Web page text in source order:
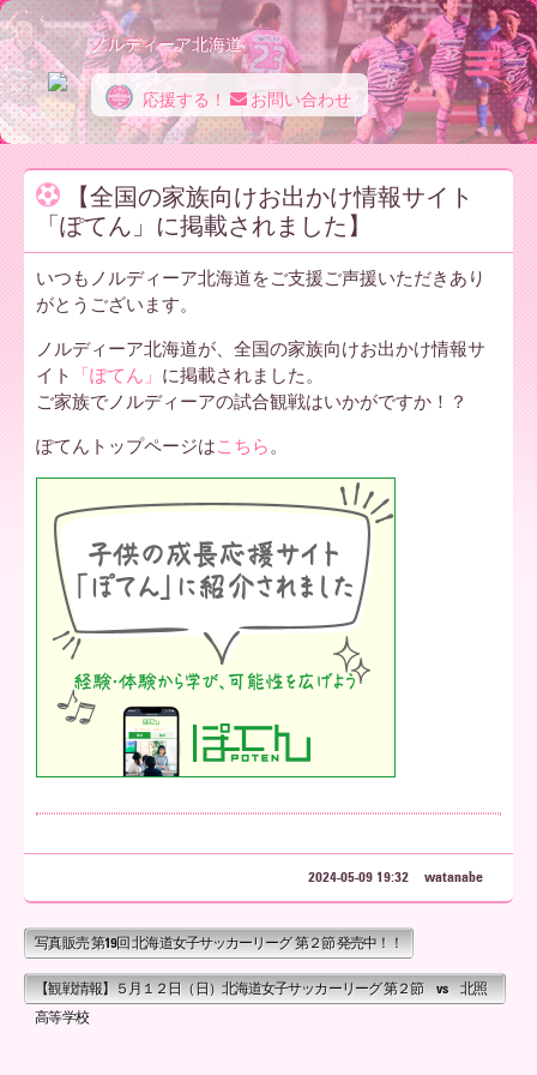
ノ
ル
デ
ィ
ー
ア
北
海
道
ノルディーア北海道
応援する！ お問い合わせ
【全国の家族向けお出かけ情報サイト
「ぽてん」に掲載されました】
いつもノルディーア北海道をご支援ご声援いただきあり
がとうございます。
ノルディーア北海道が、全国の家族向けお出かけ情報サ
イト
「ぽてん」 に掲載されました。
ご家族でノルディーアの試合観戦はいかがですか！？
ぽてんトップページはこちら。
2024-05-09 19:32 watanabe
写真販売 第19回 北海道女子サッカーリーグ 第２節 発売中！！
【観戦情報】５月１２日（日）北海道女子サッカーリーグ 第２節 vs 北照
高等学校